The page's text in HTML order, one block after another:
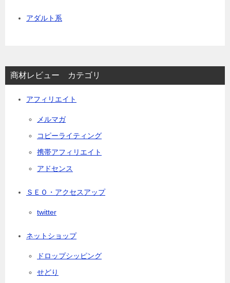
アダルト系
商材レビュー カテゴリ
アフィリエイト
メルマガ
コピーライティング
携帯アフィリエイト
アドセンス
ＳＥＯ・アクセスアップ
twitter
ネットショップ
ドロップシッピング
せどり